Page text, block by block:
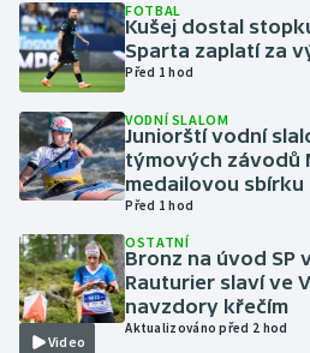
Jezdectví
Judo
Krasobruslení
Lezení
Lyže a snowboard
Moderní pětiboj
FOTBAL
Kušej dostal
Sparta zaplatí za
Před 1 hod
VODNÍ SLALOM
Juniorští vodní
týmových závodů
medailovou sbírku
Před 1 hod
Video
OSTATNÍ
Bronz na úvod SP
Rauturier slaví ve
navzdory křečím
Aktualizováno před 2 hod